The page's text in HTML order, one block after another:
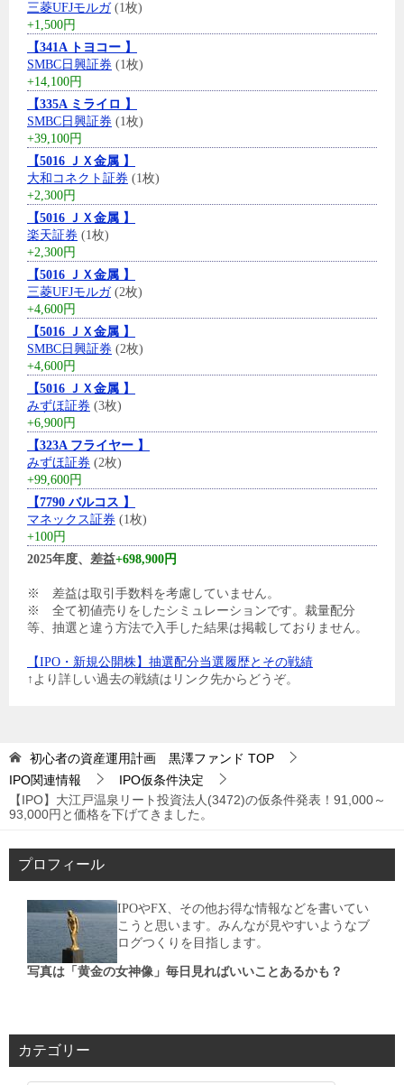
三菱UFJモルガ(1枚)
+1,500円
【341A トヨコー 】
SMBC日興証券 (1枚)
+14,100円
【335A ミライロ 】
SMBC日興証券 (1枚)
+39,100円
【5016 ＪＸ金属 】
大和コネクト証券 (1枚)
+2,300円
【5016 ＪＸ金属 】
楽天証券 (1枚)
+2,300円
【5016 ＪＸ金属 】
三菱UFJモルガ(2枚)
+4,600円
【5016 ＪＸ金属 】
SMBC日興証券 (2枚)
+4,600円
【5016 ＪＸ金属 】
みずほ証券 (3枚)
+6,900円
【323A フライヤー 】
みずほ証券 (2枚)
+99,600円
【7790 バルコス 】
マネックス証券 (1枚)
+100円
2025年度、差益+698,900円
※ 差益は取引手数料を考慮していません。
※ 全て初値売りをしたシミュレーションです。裁量配分
等、抽選と違う方法で入手した結果は掲載しておりません。
【IPO・新規公開株】抽選配分当選履歴とその戦績
↑より詳しい過去の戦績はリンク先からどうぞ。
初心者の資産運用計画 黒澤ファンド TOP
IPO関連情報
IPO仮条件決定
【IPO】大江戸温泉リート投資法人(3472)の仮条件発表！91,000～
93,000円と価格を下げてきました。
プロフィール
IPOやFX、その他お得な情報などを書いてい
こうと思います。みんなが見やすいようなブ
ログつくりを目指します。
写真は「黄金の女神像」毎日見ればいいことあるかも？
カテゴリー